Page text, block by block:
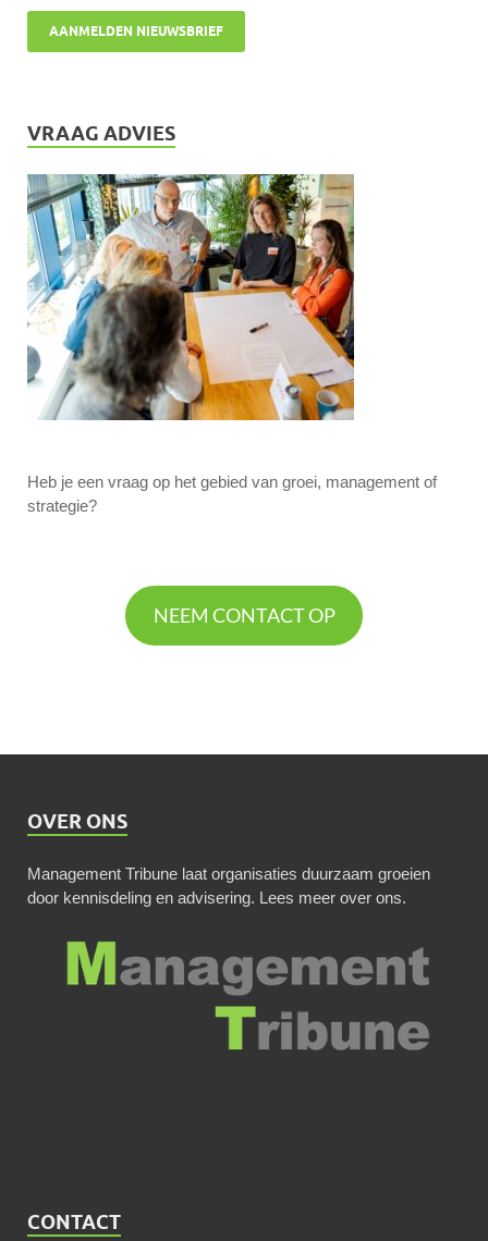
VRAAG ADVIES
Heb je een vraag op het gebied van groei, management of
strategie?
NEEM CONTACT OP
OVER ONS
Management Tribune laat organisaties duurzaam groeien
door kennisdeling en advisering. Lees meer over ons.
CONTACT